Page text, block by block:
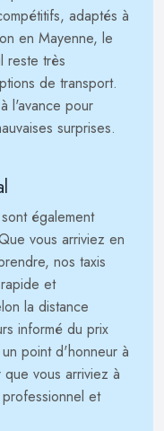
adaptés à
en Mayenne, le
reste très
de transport.
l'avance pour
surprises.
également
vous arriviez en
nos taxis
et
la distance
informé du prix
point d'honneur à
vous arriviez à
et